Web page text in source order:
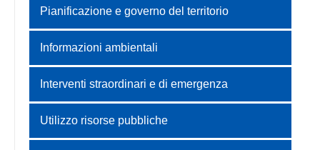
Pianificazione e governo del territorio
Informazioni ambientali
Interventi straordinari e di emergenza
Utilizzo risorse pubbliche